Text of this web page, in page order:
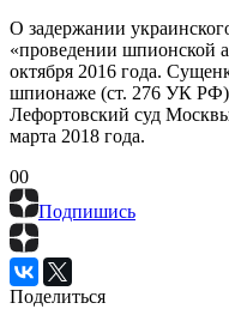
О задержании
«проведении шпионской
октября 2016 года.
шпионаже (ст. 276 УК
Лефортовский суд
марта 2018 года.
00
Подпишись
Поделиться